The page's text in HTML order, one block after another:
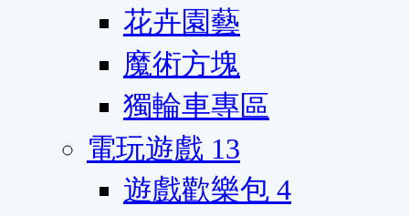
花卉園藝
魔術方塊
獨輪車專區
電玩遊戲 13
遊戲歡樂包 4